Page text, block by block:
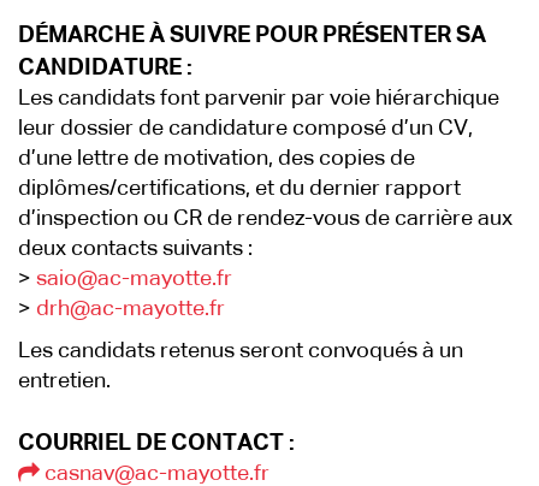
DÉMARCHE À SUIVRE POUR PRÉSENTER SA
CANDIDATURE :
Les candidats font parvenir par voie hiérarchique
leur dossier de candidature composé d’un CV,
d’une lettre de motivation, des copies de
diplômes/certifications, et du dernier rapport
d’inspection ou CR de rendez-vous de carrière aux
deux contacts suivants :
> saio@ac-mayotte.fr
> drh@ac-mayotte.fr
Les candidats retenus seront convoqués à un
entretien.
COURRIEL DE CONTACT :
casnav@ac-mayotte.fr